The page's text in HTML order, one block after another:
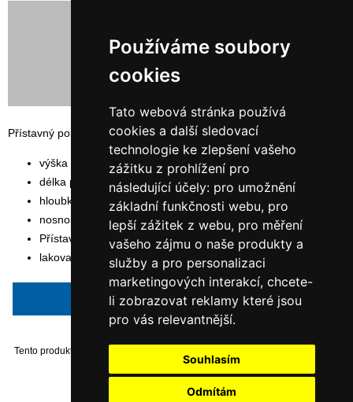
Používáme soubory
cookies
Tato webová stránka používá
cookies a další sledovací
technologie ke zlepšení vašeho
zážitku z prohlížení pro
následující účely: pro umožnění
základní funkčnosti webu, pro
lepší zážitek z webu, pro měření
vašeho zájmu o naše produkty a
služby a pro personalizaci
marketingových interakcí, chcete-
li zobrazovat reklamy které jsou
pro vás relevantnější.
Souhlasím
Odmítám
8 944,32 Kč s DPH
Přístavný policový, bezšroubový hygienický regál na potraviny
výška rámu: 250 cm
délka police: 100 cm
hloubka police: 50 cm
nosnost police: 140 kg
Přístavný modul
lakovaná čistě bílá barva odstín RAL 9010
Napsat recenzi
Tento produkt byl přidán do našeho katalogu dne Monday 30 October, 2017.